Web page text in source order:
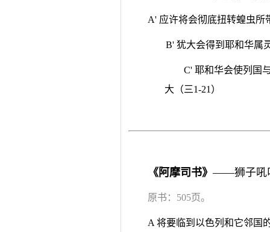
A' 应许将会彻底扭转蝗虫所
B' 犹大会得到耶和华属
C' 耶和华会使列国
大（三1-21）
《阿摩司书》——狮子吼
原书：505页。
A 将要临到以色列和它邻国